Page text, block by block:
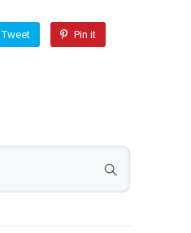
Tweet Pin it